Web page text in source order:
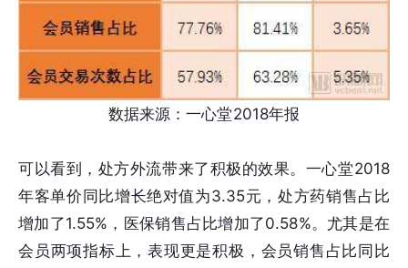
数据来源：一心堂2018年报
可以看到，处方外流带来了积极的效果。一心堂2018
年客单价同比增长绝对值为3.35元，处方药销售占比
增加了1.55%，医保销售占比增加了0.58%。尤其是在
会员两项指标上，表现更是积极，会员销售占比同比